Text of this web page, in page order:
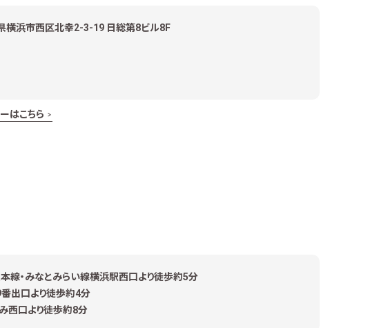
浜市西区北幸2-3-19 日総第8ビル8F
はこちら
本線・みなとみらい線横浜駅西口より徒歩約5分
出口より徒歩約4分
西口より徒歩約8分